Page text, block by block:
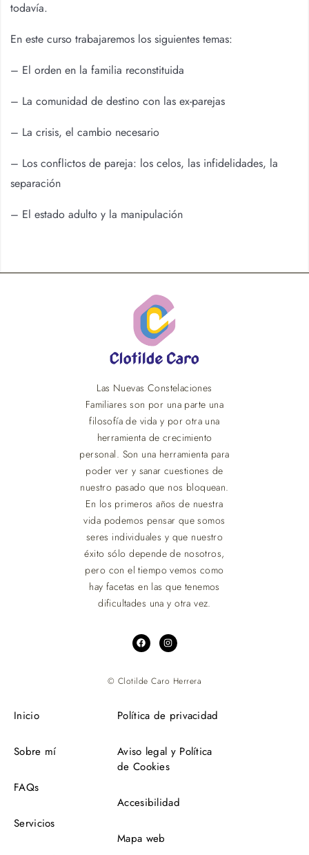
todavía.
En este curso trabajaremos los siguientes temas:
– El orden en la familia reconstituida
– La comunidad de destino con las ex-parejas
– La crisis, el cambio necesario
– Los conflictos de pareja: los celos, las infidelidades, la
separación
– El estado adulto y la manipulación
Las Nuevas Constelaciones
Familiares son por una parte una
filosofía de vida y por otra una
herramienta de crecimiento
personal. Son una herramienta para
poder ver y sanar cuestiones de
nuestro pasado que nos bloquean.
En los primeros años de nuestra
vida podemos pensar que somos
seres individuales y que nuestro
éxito sólo depende de nosotros,
pero con el tiempo vemos como
hay facetas en las que tenemos
dificultades una y otra vez.
© Clotilde Caro Herrera
Inicio
Sobre mí
FAQs
Servicios
Política de privacidad
Aviso legal y Política
de Cookies
Accesibilidad
Mapa web